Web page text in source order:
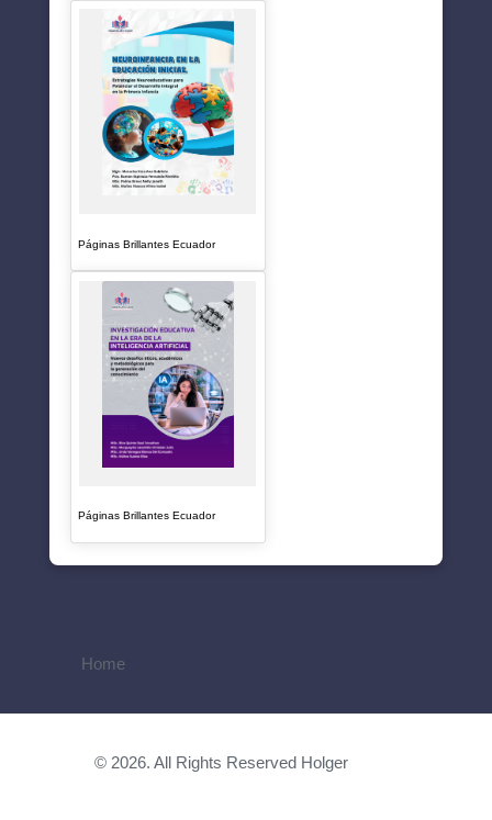
Páginas Brillantes Ecuador
Páginas Brillantes Ecuador
Home
© 2026. All Rights Reserved Holger